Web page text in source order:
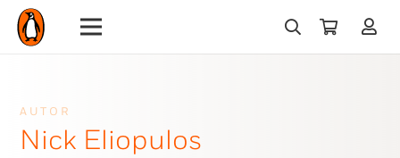
AUTOR
Nick Eliopulos